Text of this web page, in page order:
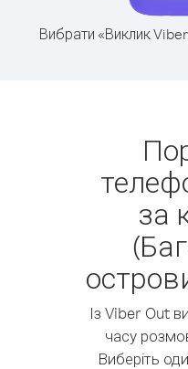
Вибрати «Виклик
за
Із Viber Out
часу
Виберіть